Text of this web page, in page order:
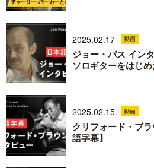
2025.02.17 動画
ジョー・パス イン
ソロギターをはじ
2025.02.15 動画
クリフォード・ブ
語字幕】